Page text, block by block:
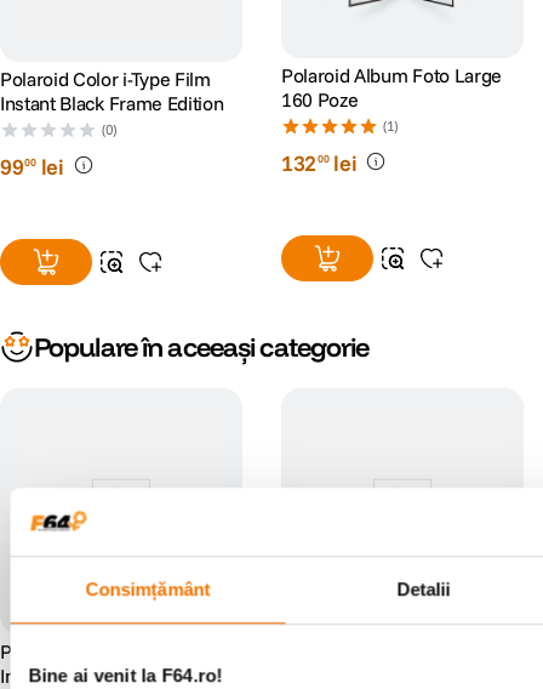
Consimțământ Detalii
Bine ai venit la F64.ro!
Polaroid Color i-Type Film
Instant Black Frame Edition
(0)
9900 lei
Polaroid Album Foto Large
160 Poze
(1)
13200 lei
Populare în aceeași categorie
Polaroid Originals 600 Film
Instant Color